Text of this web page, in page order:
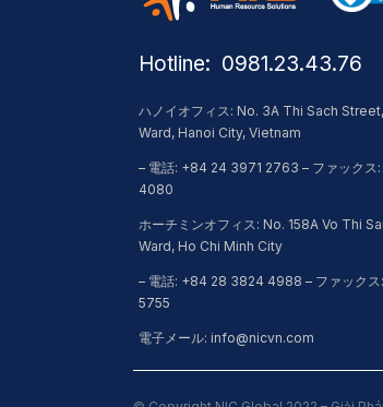
Hotline: ​ 0981.23.43.76
ハノイオフィス: No. 3A Thi Sach
Ward, Hanoi City, Vietnam
– 電話: +84 24 3971 2763 – ファック
4080
ホーチミンオフィス: No. 158A Vo Thi
Ward, Ho Chi Minh City
– 電話: +84 28 3824 4988 – ファック
5755
電子メール: info@nicvn.com